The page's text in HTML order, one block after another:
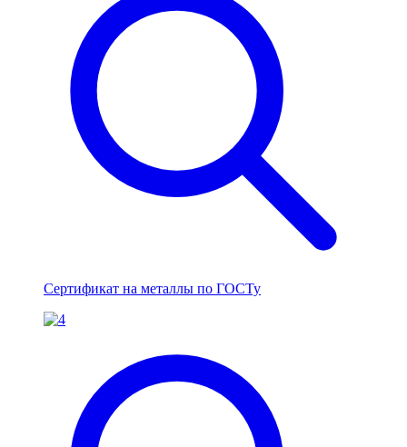
Сертификат на металлы по ГОСТу